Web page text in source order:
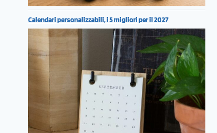
Calendari personalizzabili, i 5 migliori per il 2027